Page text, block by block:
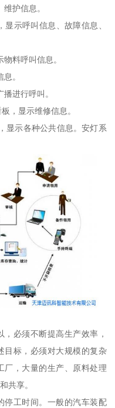
护信息。
示呼叫信息、故障信息、
料呼叫信息。
。
进行呼叫。
，显示维修信息。
示各种公共信息。安灯系
必须不断提高生产效率，
目标，必须对大规模的复杂
厂，大量的生产、原料处理
共享。
停工时间。一般的汽车装配